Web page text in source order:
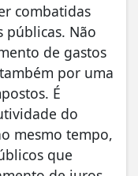
combatidas
públicas. Não
de gastos
por uma
É
do
mesmo tempo,
que